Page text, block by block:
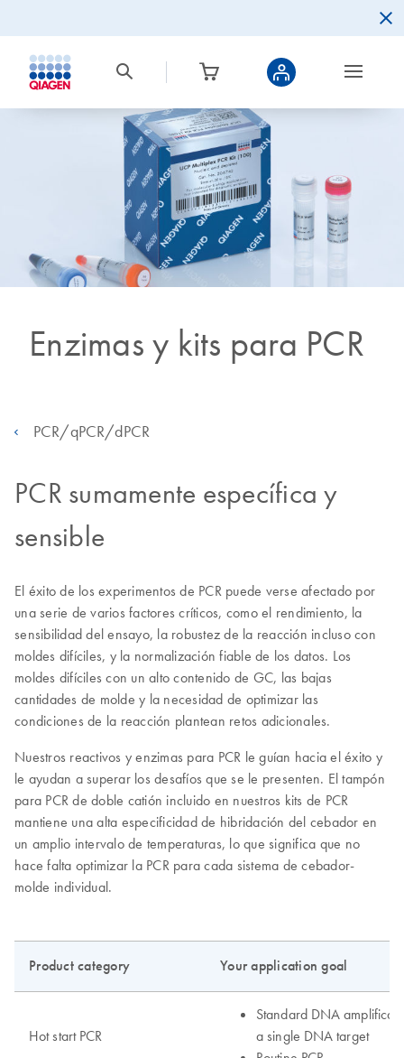
Enzimas y kits para PCR
PCR/qPCR/dPCR
PCR sumamente específica y
sensible
El éxito de los experimentos de PCR puede verse afectado por
una serie de varios factores críticos, como el rendimiento, la
sensibilidad del ensayo, la robustez de la reacción incluso con
moldes difíciles, y la normalización fiable de los datos. Los
moldes difíciles con un alto contenido de GC, las bajas
cantidades de molde y la necesidad de optimizar las
condiciones de la reacción plantean retos adicionales.
Nuestros reactivos y enzimas para PCR le guían hacia el éxito y
le ayudan a superar los desafíos que se le presenten. El tampón
para PCR de doble catión incluido en nuestros kits de PCR
mantiene una alta especificidad de hibridación del cebador en
un amplio intervalo de temperaturas, lo que significa que no
hace falta optimizar la PCR para cada sistema de cebador-
molde individual.
Product category Your application goal
Hot start PCR
Standard DNA
a single DNA target